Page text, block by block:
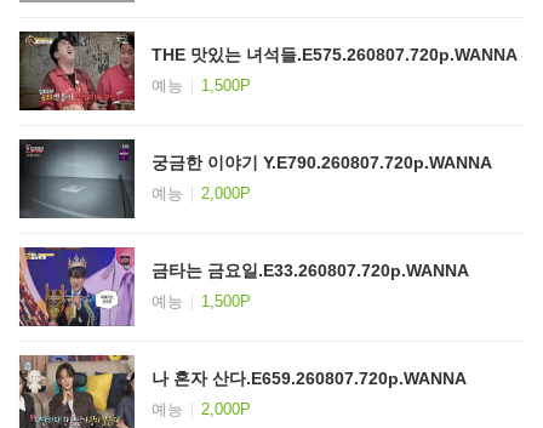
THE 맛있는 녀석들.E575.260807.720p.WANNA
예능 1,500P
궁금한 이야기 Y.E790.260807.720p.WANNA
예능 2,000P
금타는 금요일.E33.260807.720p.WANNA
예능 1,500P
나 혼자 산다.E659.260807.720p.WANNA
예능 2,000P